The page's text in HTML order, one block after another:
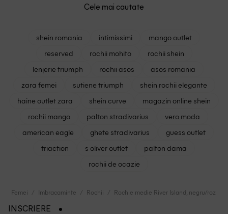
Cele mai cautate
shein romania intimissimi
mango outlet
reserved
rochii mohito
rochii shein
lenjerie triumph
rochii asos
asos romania
zara femei
sutiene triumph
shein rochii elegante
haine outlet zara
shein curve
magazin online shein
rochii mango
palton stradivarius
vero moda
american eagle
ghete stradivarius
guess outlet
triaction
s oliver outlet
palton dama
rochii de ocazie
Femei Imbracaminte Rochii Rochie medie River Island, negru/roz
INSCRIERE